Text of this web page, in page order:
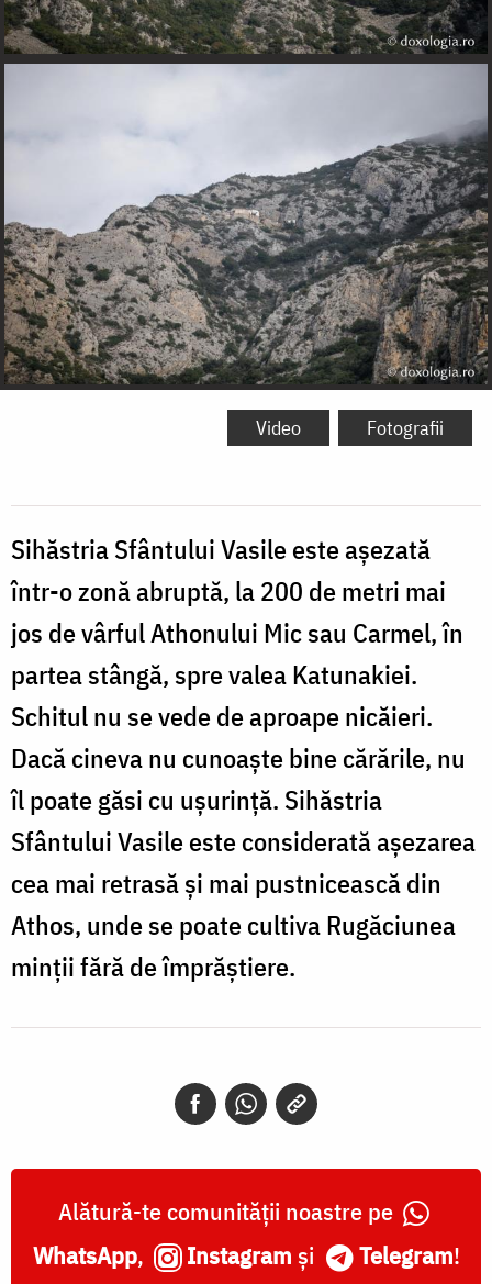
Video Fotografii
Sihăstria Sfântului Vasile este așezată
într-o zonă abruptă, la 200 de metri mai
jos de vârful Athonului Mic sau Carmel, în
partea stângă, spre valea Katunakiei.
Schitul nu se vede de aproape nicăieri.
Dacă cineva nu cunoaște bine cărările, nu
îl poate găsi cu ușurință. Sihăstria
Sfântului Vasile este considerată așezarea
cea mai retrasă și mai pustnicească din
Athos, unde se poate cultiva Rugăciunea
minții fără de împrăștiere.
Alătură-te comunității noastre pe
WhatsApp, Instagram și Telegram!